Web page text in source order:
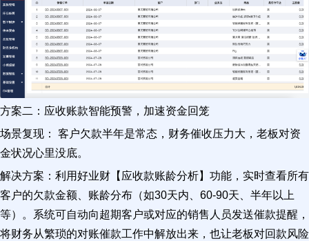
方案二：应收账款智能预警，加速资金回笼
场景复现： 客户欠款半年是常态，财务催收压力大，老板对资
金状况心里没底。
解决方案：利用好业财【应收款账龄分析】功能，实时查看所有
客户的欠款金额、账龄分布（如30天内、60-90天、半年以上
等）。系统可自动向超期客户或对应的销售人员发送催款提醒，
将财务从繁琐的对账催款工作中解放出来，也让老板对回款风险